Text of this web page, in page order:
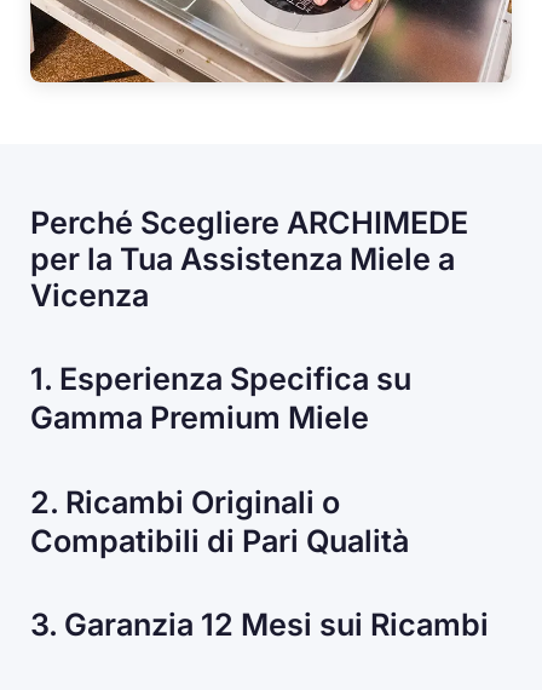
Perché Scegliere ARCHIMEDE
per la Tua Assistenza Miele a
Vicenza
1. Esperienza Specifica su
Gamma Premium Miele
2. Ricambi Originali o
Compatibili di Pari Qualità
3. Garanzia 12 Mesi sui Ricambi